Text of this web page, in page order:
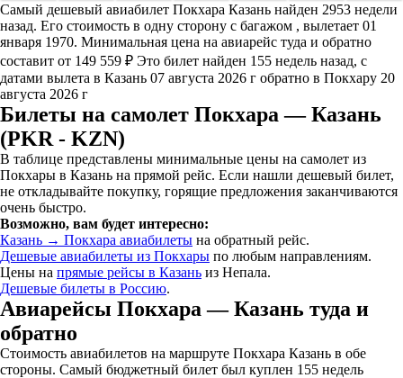
Самый дешевый авиабилет Покхара Казань найден 2953 недели
назад. Его стоимость в одну сторону с багажом , вылетает 01
января 1970. Минимальная цена на авиарейс туда и обратно
составит от 149 559 ₽ Это билет найден 155 недель назад, с
датами вылета в Казань 07 августа 2026 г обратно в Покхару 20
августа 2026 г
Билеты на самолет Покхара — Казань
(PKR - KZN)
В таблице представлены минимальные цены на самолет из
Покхары в Казань на прямой рейс. Если нашли дешевый билет,
не откладывайте покупку, горящие предложения заканчиваются
очень быстро.
Возможно, вам будет интересно:
Казань → Покхара авиабилеты на обратный рейс.
Дешевые авиабилеты из Покхары по любым направлениям.
Цены на прямые рейсы в Казань из Непала.
Дешевые билеты в Россию.
Авиарейсы Покхара — Казань туда и
обратно
Стоимость авиабилетов на маршруте Покхара Казань в обе
стороны. Самый бюджетный билет был куплен 155 недель